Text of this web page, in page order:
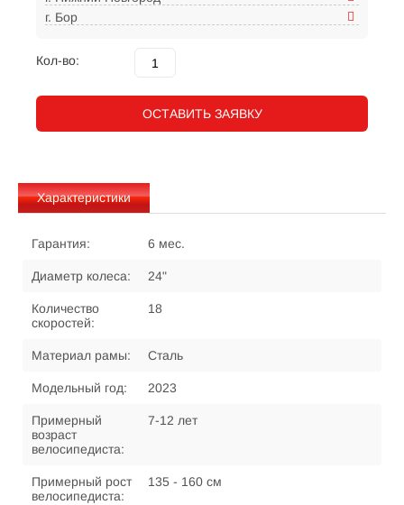
г. Бор
Кол-во:
ОСТАВИТЬ ЗАЯВКУ
Характеристики
Гарантия: 6 мес.
Диаметр колеса: 24"
Количество
скоростей:
18
Материал рамы: Сталь
Модельный год: 2023
Примерный
возраст
велосипедиста:
7-12 лет
Примерный рост
велосипедиста:
135 - 160 см